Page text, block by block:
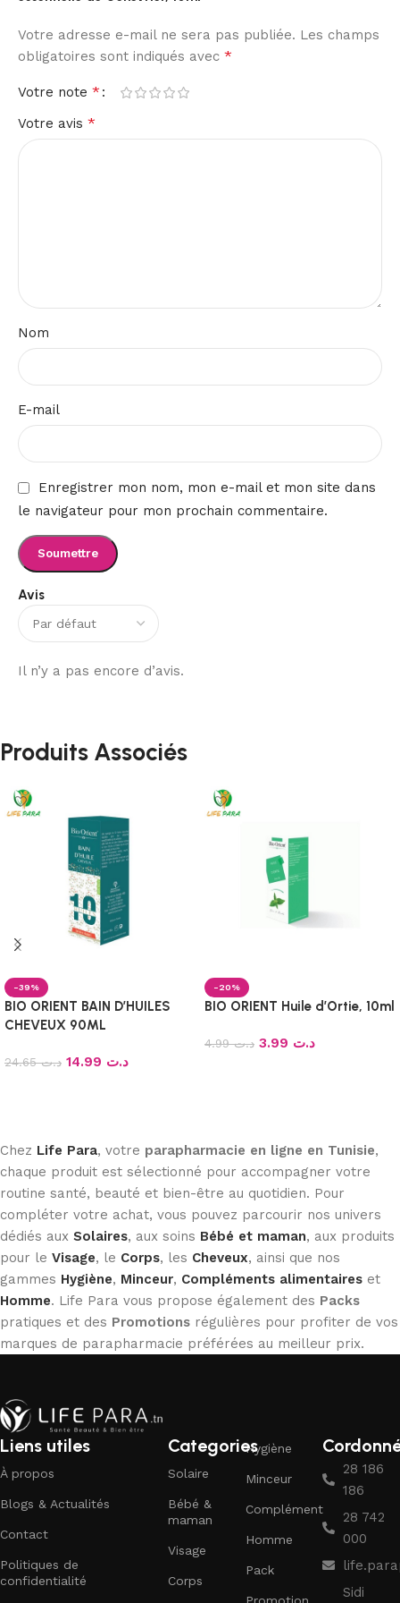
Avis
Il n’y a pas encore d’avis.
Votre adresse e-mail ne sera pas publiée. Les champs
obligatoires sont indiqués avec *
Votre note *
Votre avis *
Nom
E-mail
Enregistrer mon nom, mon e-mail et mon site dans
le navigateur pour mon prochain commentaire.
Produits Associés
-39%
BIO ORIENT BAIN D’HUILES
CHEVEUX 90ML
د.ت24.65 د.ت
-20%
BIO ORIENT Huile d’Ortie, 10ml
د.ت4.99 د.ت
Chez Life Para, votre parapharmacie en ligne en Tunisie,
chaque produit est sélectionné pour accompagner votre
routine santé, beauté et bien-être au quotidien. Pour
compléter votre achat, vous pouvez parcourir nos univers
dédiés aux Solaires, aux soins Bébé et maman, aux produits
pour le Visage, le Corps, les Cheveux, ainsi que nos
gammes Hygiène, Minceur, Compléments alimentaires et
Homme. Life Para vous propose également des Packs
pratiques et des Promotions régulières pour profiter de vos
marques de parapharmacie préférées au meilleur prix.
Liens utiles
À propos
Blogs & Actualités
Contact
Politiques de
confidentialité
Categories
Solaire
Bébé &
maman
Visage
Corps
Hygiène
Minceur
Complément
Homme
Pack
Promotion
28 186
186
28 742
000
Sidi